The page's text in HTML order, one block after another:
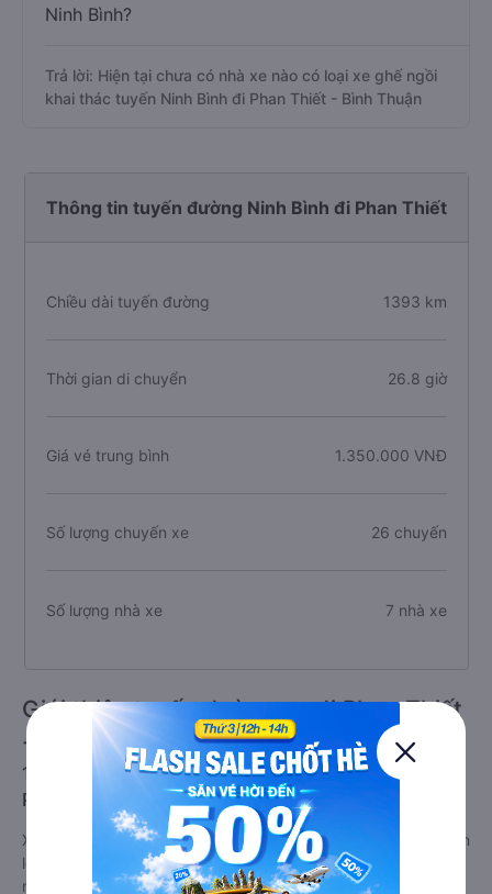
Ninh Bình?
Trả lời: Hiện tại chưa có nhà xe nào có loại xe ghế ngồi
khai thác tuyến Ninh Bình đi Phan Thiết - Bình Thuận
Thông tin tuyến đường Ninh Bình đi Phan Thiết
Chiều dài tuyến đường 1393 km
Thời gian di chuyển 26.8 giờ
Giá vé trung bình 1.350.000 VNĐ
Số lượng chuyến xe 26 chuyến
Số lượng nhà xe 7 nhà xe
Giới thiệu tuyến đường xe đi Phan Thiết
- Bình Thuận từ Ninh Bình 08/2026
1. Về chất lượng, review, đánh giá nhà xe Ninh Bình
Phan Thiết - Bình Thuận
Xe đi Phan Thiết - Bình Thuận từ Ninh Bình tốt nhất được phân
loại chất lượng dựa trên đánh giá từ 1 đến 5 (1: tệ nhất, 5: tốt
nhất) của khách hàng với các tiêu chí như: Chất lượng xe,